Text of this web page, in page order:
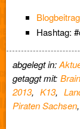
Hashtag:
abgelegt in:
getaggt mit:
2013,K13,
Piraten Sachsen,